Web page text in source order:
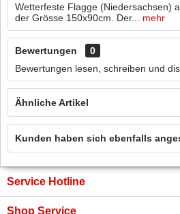
Wetterfeste Flagge (Niedersachsen)
der Grösse 150x90cm. Der...
mehr
Bewertungen
0
Bewertungen lesen, schreiben und
Ähnliche Artikel
Kunden haben sich ebenfalls
Service Hotline
Shop Service